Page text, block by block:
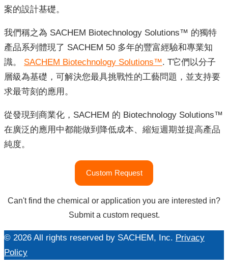
案的設計基礎。
我們稱之為 SACHEM Biotechnology Solutions™ 的獨特
產品系列體現了 SACHEM 50 多年的豐富經驗和專業知
識。 SACHEM Biotechnology Solutions™. T它們以分子
層級為基礎，可解決您最具挑戰性的工藝問題，並支持要
求最苛刻的應用。
從發現到商業化，SACHEM 的 Biotechnology Solutions™
在廣泛的應用中都能做到降低成本、縮短週期並提高產品
純度。
技
Custom Request
Can't find the chemical or application you are interested in?
Submit a custom request.
© 2026 All rights reserved by SACHEM, Inc. Privacy
Policy